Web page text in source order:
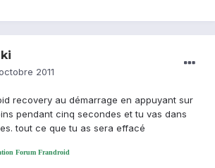
2011
recovery au démarrage en appuyant sur
pendant cinq secondes et tu vas dans
tout ce que tu as sera effacé
Forum Frandroid